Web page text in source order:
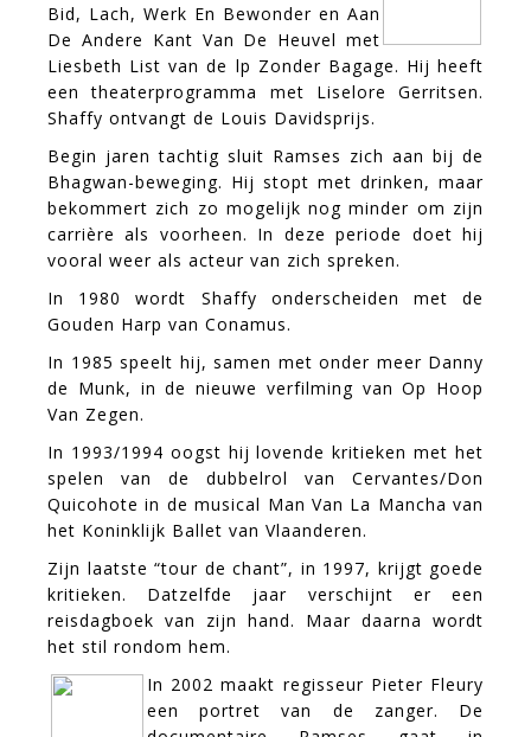
Bid, Lach, Werk En Bewonder en Aan
De Andere Kant Van De Heuvel met
Liesbeth List van de lp Zonder Bagage. Hij heeft
een theaterprogramma met Liselore Gerritsen.
Shaffy ontvangt de Louis Davidsprijs.
Begin jaren tachtig sluit Ramses zich aan bij de
Bhagwan-beweging. Hij stopt met drinken, maar
bekommert zich zo mogelijk nog minder om zijn
carrière als voorheen. In deze periode doet hij
vooral weer als acteur van zich spreken.
In 1980 wordt Shaffy onderscheiden met de
Gouden Harp van Conamus.
In 1985 speelt hij, samen met onder meer Danny
de Munk, in de nieuwe verfilming van Op Hoop
Van Zegen.
In 1993/1994 oogst hij lovende kritieken met het
spelen van de dubbelrol van Cervantes/Don
Quicohote in de musical Man Van La Mancha van
het Koninklijk Ballet van Vlaanderen.
Zijn laatste “tour de chant”, in 1997, krijgt goede
kritieken. Datzelfde jaar verschijnt er een
reisdagboek van zijn hand. Maar daarna wordt
het stil rondom hem.
In 2002 maakt regisseur Pieter Fleury
een portret van de zanger. De